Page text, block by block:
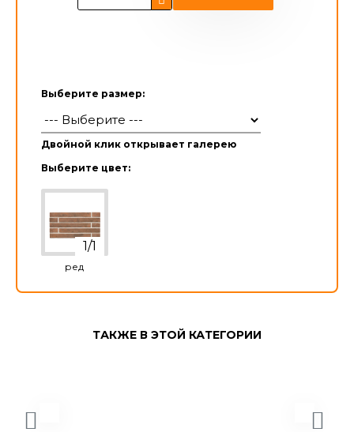
Выберите размер:
Двойной клик открывает галерею
Выберите цвет:
ред
ТАКЖЕ В ЭТОЙ КАТЕГОРИИ